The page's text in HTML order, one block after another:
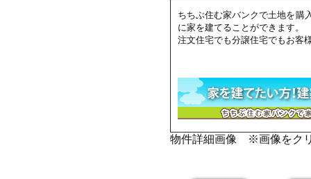
ちちぶ住む家バンクで土地を購
に家を建てることができます。
注文住宅でも分譲住宅でもお客
物件詳細画像 ※画像をク